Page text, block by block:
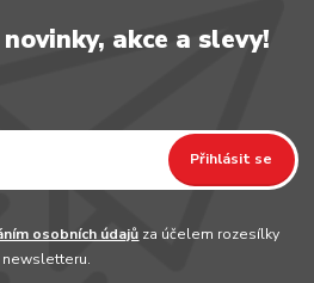
akce a slevy!
Přihlásit se
osobních údajů za účelem rozesílky
newsletteru.